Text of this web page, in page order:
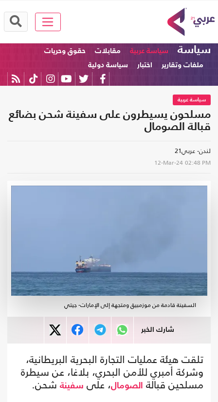
سياسة سياسة عربية مقابلات
حقوق وحريات
ملفات وتقارير
اختبار سياسة دولية
سياسة عربية
مسلحون يسيطرون على سفينة شحن بضائع
قبالة الصومال
لندن- عربي21
12-Mar-24 02:48 PM
السفينة قادمة من موزمبيق ومتجهة إلى الإمارات- جيتي
شارك الخبر
تلقت هيئة عمليات التجارة البحرية البريطانية،
وشركة أمبري للأمن البحري، بلاغا، عن سيطرة
مسلحين قبالة الصومال، على سفينة شحن.